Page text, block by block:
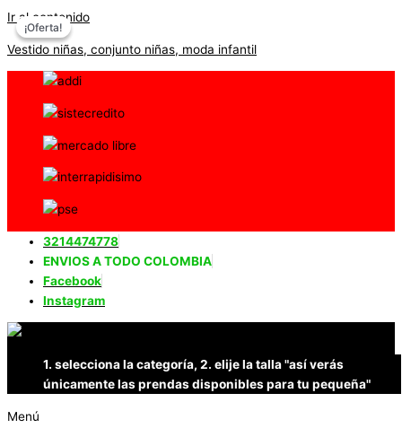
Ir al contenido
Vestido niñas, conjunto niñas, moda infantil
3214474778
ENVIOS A TODO COLOMBIA
Facebook
Instagram
1. selecciona la categoría, 2. elije la talla "así verás
únicamente las prendas disponibles para tu pequeña"
Menú
¡Oferta!
¡Oferta!